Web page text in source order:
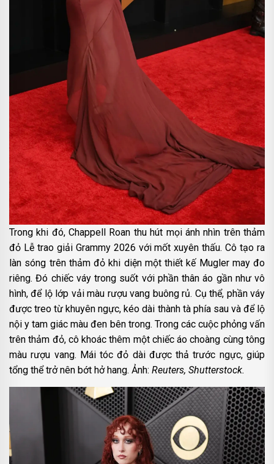
Trong khi đó, Chappell Roan thu hút mọi ánh nhìn trên thảm
đỏ Lễ trao giải Grammy 2026 với mốt xuyên thấu. Cô tạo ra
làn sóng trên thảm đỏ khi diện một thiết kế Mugler may đo
riêng. Đó chiếc váy trong suốt với phần thân áo gần như vô
hình, để lộ lớp vải màu rượu vang buông rủ. Cụ thể, phần váy
được treo từ khuyên ngực, kéo dài thành tà phía sau và để lộ
nội y tam giác màu đen bên trong. Trong các cuộc phỏng vấn
trên thảm đỏ, cô khoác thêm một chiếc áo choàng cùng tông
màu rượu vang. Mái tóc đỏ dài được thả trước ngực, giúp
tổng thể trở nên bớt hở hang. Ảnh: Reuters, Shutterstock.